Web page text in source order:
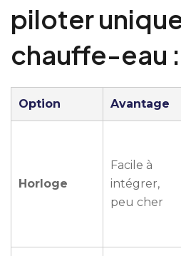
piloter
chauffe-eau :
Option Avantage
Horloge
Facile à
intégrer,
peu cher